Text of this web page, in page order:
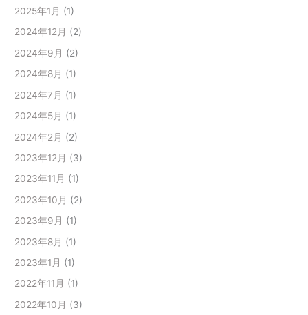
2025年1月 (1)
2024年12月 (2)
2024年9月 (2)
2024年8月 (1)
2024年7月 (1)
2024年5月 (1)
2024年2月 (2)
2023年12月 (3)
2023年11月 (1)
2023年10月 (2)
2023年9月 (1)
2023年8月 (1)
2023年1月 (1)
2022年11月 (1)
2022年10月 (3)